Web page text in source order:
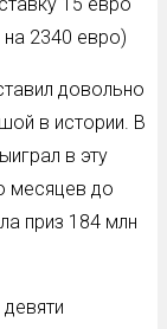
15 евро
на 2340 евро)
довольно
в истории. В
в эту
месяцев до
приз 184 млн